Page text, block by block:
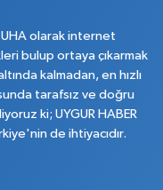
olarak internet
bulup ortaya çıkarmak
kalmadan, en hızlı
tarafsız ve doğru
ki; UYGUR HABER
de ihtiyacıdır.